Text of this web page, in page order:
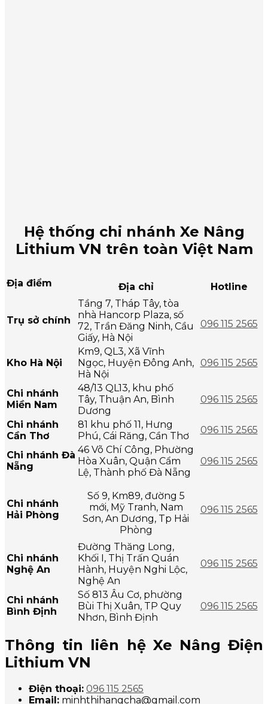
Hệ thống chi nhánh Xe Nâng
Lithium VN trên toàn Việt Nam
Địa điểm Địa chỉ Hotline
Trụ sở chính
Tầng 7, Tháp Tây, tòa
nhà Hancorp Plaza, số
72, Trần Đăng Ninh, Cầu
Giấy, Hà Nội
096 115 2565
Kho Hà Nội
Km9, QL3, Xã Vĩnh
Ngọc, Huyện Đông Anh,
Hà Nội
096 115 2565
Chi nhánh
Miền Nam
48/13 QL13, khu phố
Tây, Thuận An, Bình
Dương
096 115 2565
Chi nhánh
Cần Thơ
81 khu phố 11, Hưng
Phú, Cái Răng, Cần Thơ
096 115 2565
Chi nhánh Đà
Nẵng
46 Võ Chí Công, Phường
Hòa Xuân, Quận Cẩm
Lệ, Thành phố Đà Nẵng
096 115 2565
Chi nhánh
Hải Phòng
Số 9, Km89, đường 5
mới, Mỹ Tranh, Nam
Sơn, An Dương, Tp Hải
Phòng
096 115 2565
Chi nhánh
Nghệ An
Đường Thăng Long,
Khối I, Thị Trấn Quán
Hành, Huyện Nghi Lộc,
Nghệ An
096 115 2565
Chi nhánh
Bình Định
Số 813 Âu Cơ, phường
Bùi Thị Xuân, TP Quy
Nhơn, Bình Định
096 115 2565
Thông tin liên hệ Xe Nâng Điện
Lithium VN
Điện thoại: 096 115 2565
Email: minhthihangcha@gmail.com